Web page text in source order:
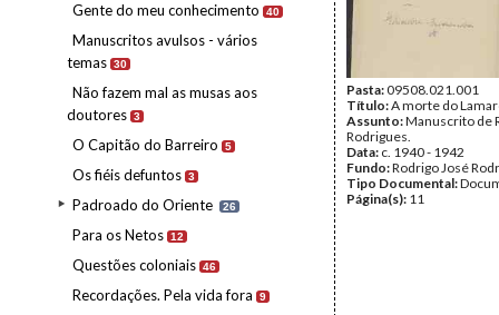
Gente do meu conhecimento 40
Manuscritos avulsos - vários
temas 30
Não fazem mal as musas aos
doutores 3
O Capitão do Barreiro 5
Os fiéis defuntos 3
Padroado do Oriente 26
Para os Netos 12
Questões coloniais 46
Recordações. Pela vida fora 9
Pasta:09508.021.001
Título:A morte do
Assunto:Manuscrito de
Rodrigues.
Data: c. 1940 - 1942
Fundo:Rodrigo José
Tipo Documental:
Página(s): 11